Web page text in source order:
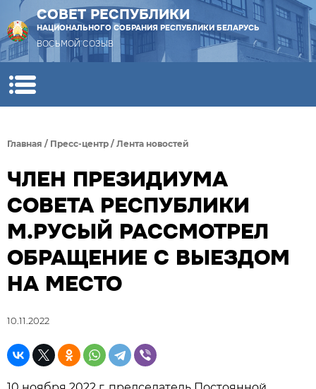
СОВЕТ РЕСПУБЛИКИ
НАЦИОНАЛЬНОГО СОБРАНИЯ РЕСПУБЛИКИ БЕЛАРУСЬ
ВОСЬМОЙ СОЗЫВ
Главная / Пресс-центр / Лента новостей
ЧЛЕН ПРЕЗИДИУМА
СОВЕТА РЕСПУБЛИКИ
М.РУСЫЙ РАССМОТРЕЛ
ОБРАЩЕНИЕ С ВЫЕЗДОМ
НА МЕСТО
10.11.2022